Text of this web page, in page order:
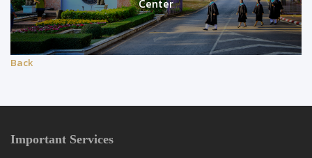
Center
Back
Important Services